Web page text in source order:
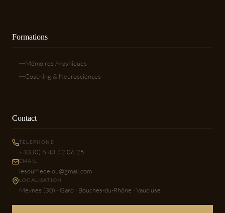
Formations
Mémoires Akashiques
Coaching & Neurosciences
Contact
TÉLÉPHONE
+33 (0) 6 43 42 06 25
EMAIL
lesouffledelou@gmail.com
LOCALISATION
Meynes (30) · Gard · Bouches-du-Rhône · Vaucluse